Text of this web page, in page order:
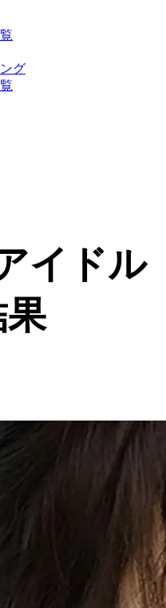
グ
イドル